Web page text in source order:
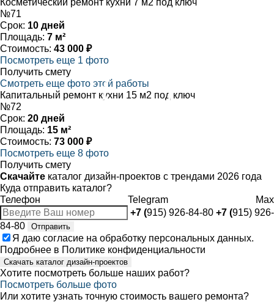
Косметический ремонт кухни 7 м2 под ключ
№71
Срок: 10 дней
Площадь: 7 м²
Стоимость: 43 000 ₽
Посмотреть еще 1 фото
Получить смету
Смотреть еще фото этой работы
Капитальный ремонт кухни 15 м2 под ключ
№72
Срок: 20 дней
Площадь: 15 м²
Стоимость: 73 000 ₽
Посмотреть еще 8 фото
Получить смету
Скачайте каталог дизайн-проектов с трендами 2026 года
Куда отправить каталог?
Телефон
Telegram
Max
+7 (915) 926-84-80 +7 (915) 926-
84-80
Отправить
Я даю согласие на обработку персональных данных.
Подробнее в Политике конфиденциальности
Скачать каталог дизайн-проектов
Хотите посмотреть больше наших работ?
Посмотреть больше фото
Или хотите узнать точную стоимость вашего ремонта?